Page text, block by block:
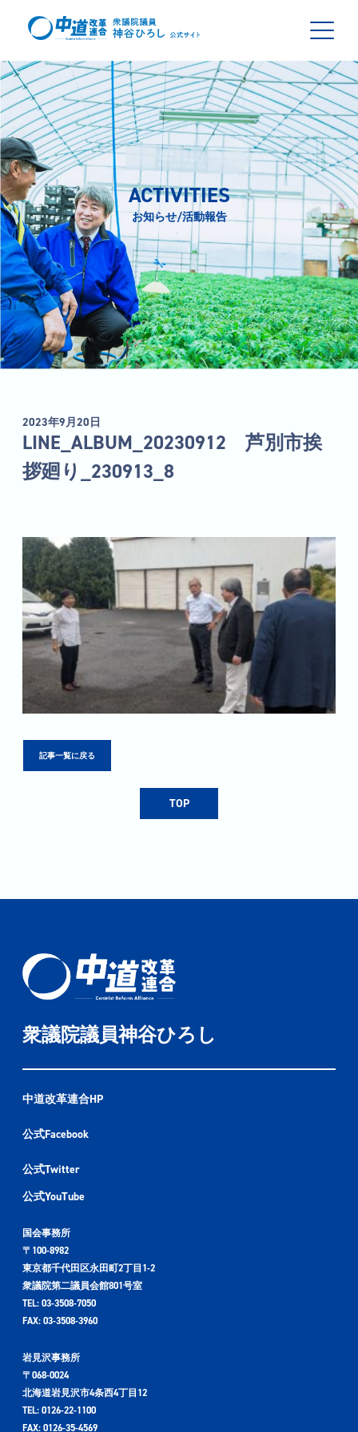
ACTIVITIES
お知らせ/活動報告
2023年9月20日
LINE_ALBUM_20230912 芦別市挨
拶廻り_230913_8
記事一覧に戻る
TOP
衆議院議員神谷ひろし
中道改革連合HP
公式Facebook
公式Twitter
公式YouTube
国会事務所
〒100-8982
東京都千代田区永田町2丁目1-2
衆議院第二議員会館801号室
TEL: 03-3508-7050
FAX: 03-3508-3960
岩見沢事務所
〒068-0024
北海道岩見沢市4条西4丁目12
TEL: 0126-22-1100
FAX: 0126-35-4569